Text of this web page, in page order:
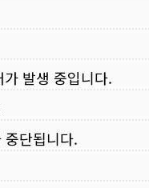
발생 중입니다.
단됩니다.